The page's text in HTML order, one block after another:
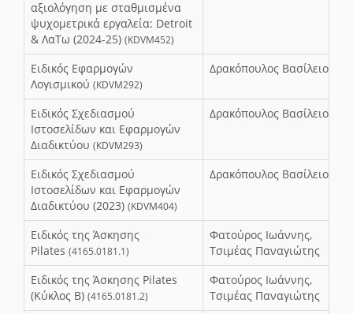
αξιολόγηση με σταθμισμένα
ψυχομετρικά εργαλεία: Detroit
& ΛαΤω (2024-25) (KDVM452)
Ειδικός Εφαρμογών
Λογισμικού (KDVM292)
Δρακόπουλος Βασίλειος
Ειδικός Σχεδιασμού
Ιστοσελίδων και Εφαρμογών
Διαδικτύου (KDVM293)
Δρακόπουλος Βασίλειος
Ειδικός Σχεδιασμού
Ιστοσελίδων και Εφαρμογών
Διαδικτύου (2023) (KDVM404)
Δρακόπουλος Βασίλειος
Ειδικός της Άσκησης
Pilates (4165.0181.1)
Φατούρος Ιωάννης,
Τσιμέας Παναγιώτης
Ειδικός της Άσκησης Pilates
(Κύκλος Β) (4165.0181.2)
Φατούρος Ιωάννης,
Τσιμέας Παναγιώτης